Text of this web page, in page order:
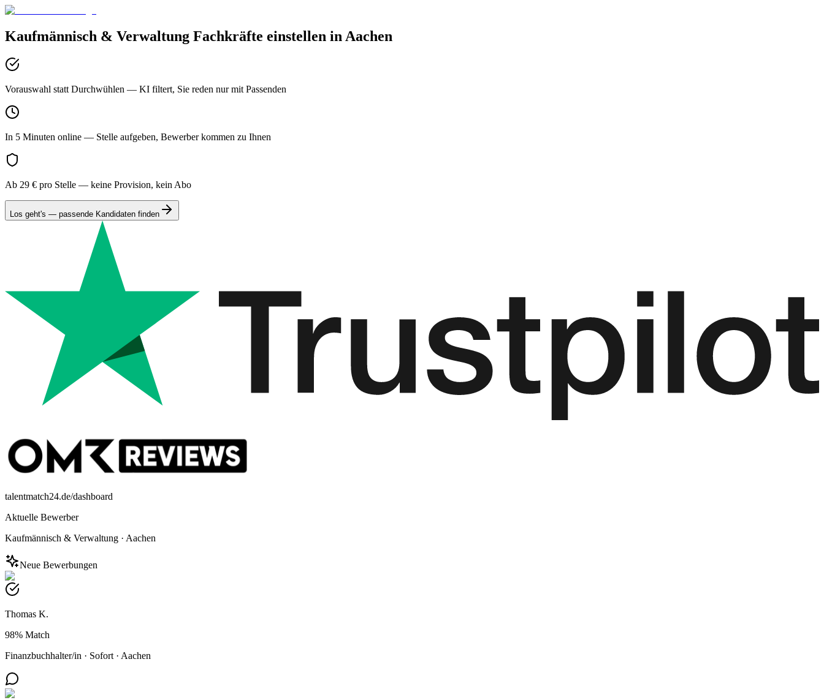
Kaufmännisch & Verwaltung Fachkräfte einstellen in Aachen
Vorauswahl statt Durchwühlen — KI filtert, Sie reden nur mit Passenden
In 5 Minuten online — Stelle aufgeben, Bewerber kommen zu Ihnen
Ab 29 € pro Stelle — keine Provision, kein Abo
Los geht's — passende Kandidaten finden
talentmatch24.de/dashboard
Aktuelle Bewerber
Kaufmännisch & Verwaltung · Aachen
Neue Bewerbungen
Thomas K.
98% Match
Finanzbuchhalter/in · Sofort · Aachen